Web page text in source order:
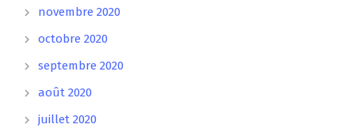
novembre 2020
octobre 2020
septembre 2020
août 2020
juillet 2020